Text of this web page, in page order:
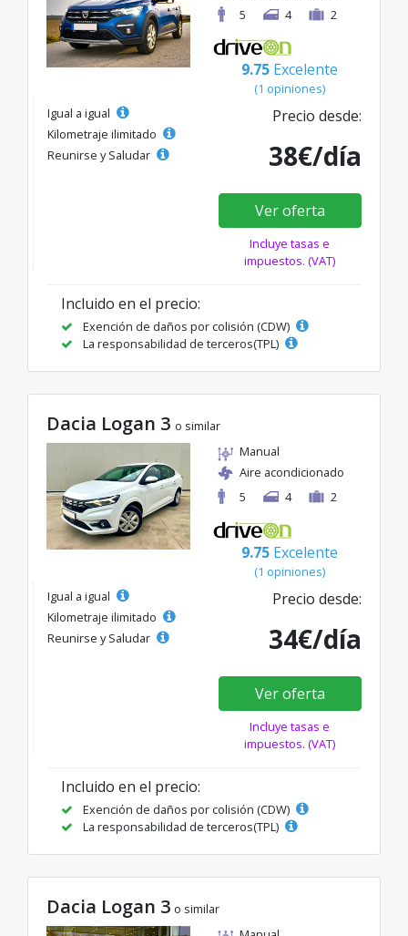
5
4 2
9.75 Excelente
(1 opiniones)
Igual a igual
Kilometraje ilimitado
Reunirse y Saludar
Precio desde:
38€/día
Ver oferta
Incluye tasas e
impuestos. (VAT)
Incluido en el precio:
Exención de daños por colisión (CDW)
La responsabilidad de terceros(TPL)
Dacia Logan 3 o similar
Manual
Aire acondicionado
5
4 2
9.75 Excelente
(1 opiniones)
Igual a igual
Kilometraje ilimitado
Reunirse y Saludar
Precio desde:
34€/día
Ver oferta
Incluye tasas e
impuestos. (VAT)
Incluido en el precio:
Exención de daños por colisión (CDW)
La responsabilidad de terceros(TPL)
Dacia Logan 3 o similar